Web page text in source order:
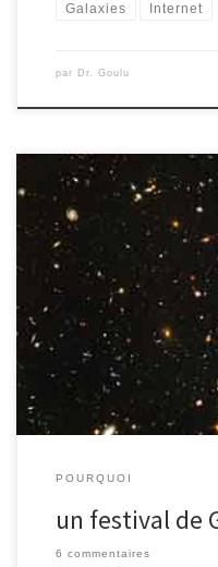
Galaxies Internet
par Dr. Goulu
Le téléscope spatial Hubble
sur l’extraordinaire moisson
Affranchi des perturbations
particulier obtenu des
permettant de comprendre
nuages formés de milliards
POURQUOI
un festival de
6 commentaires